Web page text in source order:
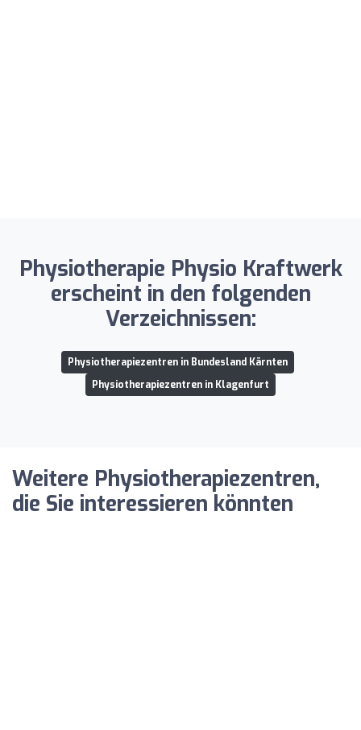
Physiotherapie Physio Kraftwerk
erscheint in den folgenden
Verzeichnissen:
Physiotherapiezentren in Bundesland Kärnten
Physiotherapiezentren in Klagenfurt
Weitere Physiotherapiezentren,
die Sie interessieren könnten